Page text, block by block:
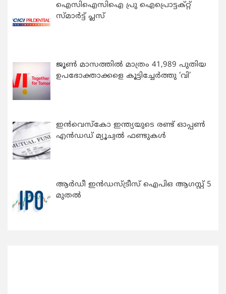
ഐസിഐസിഐ പ്രു ഐപ്രൊട്ടക്റ്റ്
സ്മാർട്ട് പ്ലസ്
ജൂൺ മാസത്തിൽ മാത്രം 41,989 പുതിയ
ഉപഭോക്താക്കളെ കൂട്ടിച്ചേർത്തു ‘വി’
ഇന്‍വെസ്കോ ഇന്ത്യയുടെ രണ്ട് ഓപ്പണ്‍
എന്‍ഡഡ് മ്യൂച്വല്‍ ഫണ്ടുകള്‍
ആർഡീ ഇൻഡസ്ട്രീസ് ഐപിഒ ആഗസ്റ്റ് 5
മുതൽ